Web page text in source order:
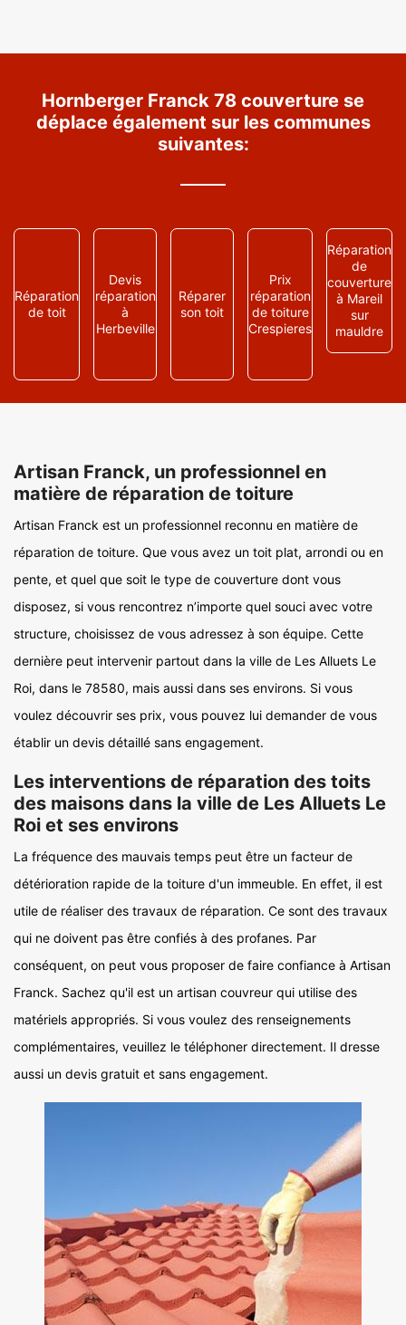
Hornberger Franck 78 couverture se
déplace également sur les communes
suivantes:
Réparation
de toit
Devis
réparation
à
Herbeville
Réparer
son toit
Prix
réparation
de toiture
Crespieres
Réparation
de
couverture
à Mareil
sur
mauldre
Artisan Franck, un professionnel en
matière de réparation de toiture
Artisan Franck est un professionnel reconnu en matière de
réparation de toiture. Que vous avez un toit plat, arrondi ou en
pente, et quel que soit le type de couverture dont vous
disposez, si vous rencontrez n’importe quel souci avec votre
structure, choisissez de vous adressez à son équipe. Cette
dernière peut intervenir partout dans la ville de Les Alluets Le
Roi, dans le 78580, mais aussi dans ses environs. Si vous
voulez découvrir ses prix, vous pouvez lui demander de vous
établir un devis détaillé sans engagement.
Les interventions de réparation des toits
des maisons dans la ville de Les Alluets Le
Roi et ses environs
La fréquence des mauvais temps peut être un facteur de
détérioration rapide de la toiture d'un immeuble. En effet, il est
utile de réaliser des travaux de réparation. Ce sont des travaux
qui ne doivent pas être confiés à des profanes. Par
conséquent, on peut vous proposer de faire confiance à Artisan
Franck. Sachez qu'il est un artisan couvreur qui utilise des
matériels appropriés. Si vous voulez des renseignements
complémentaires, veuillez le téléphoner directement. Il dresse
aussi un devis gratuit et sans engagement.